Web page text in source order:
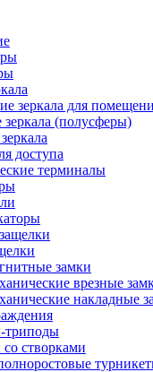
зеркала для
(полусферы)
доступа
терминалы
замки
врезные
накладные
триподы
створками